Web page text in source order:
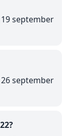
september
september